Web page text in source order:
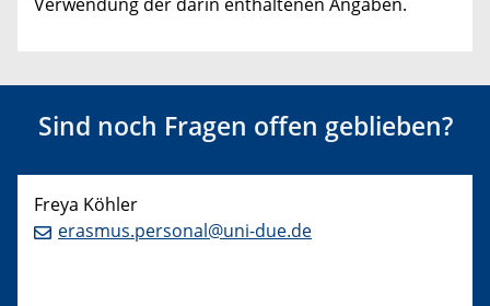
Sind noch Fragen offen geblieben?
Freya Köhler
erasmus.personal@uni-due.de